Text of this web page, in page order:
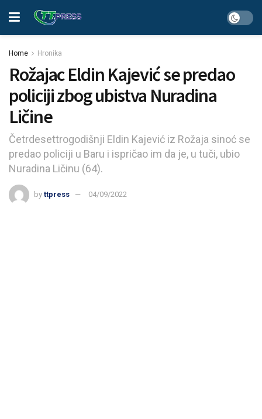
Home Hronika
Rožajac Eldin Kajević se predao
policiji zbog ubistva Nuradina
Ličine
Četrdesettrogodišnji Eldin Kajević iz Rožaja sinoć se
predao policiji u Baru i ispričao im da je, u tuči, ubio
Nuradina Ličinu (64).
by ttpress 04/09/2022